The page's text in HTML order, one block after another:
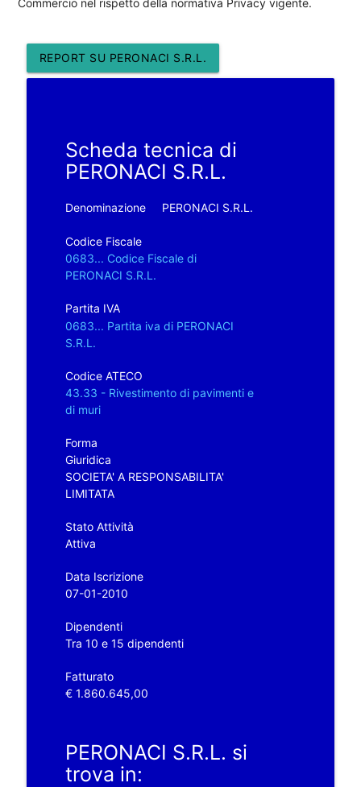
REPORT SU PERONACI S.R.L.
Scheda tecnica di
PERONACI S.R.L.
Denominazione PERONACI S.R.L.
Codice Fiscale
0683... Codice Fiscale di
PERONACI S.R.L.
Partita IVA
0683... Partita iva di PERONACI
S.R.L.
Codice ATECO
43.33 - Rivestimento di pavimenti e
di muri
Forma
Giuridica
SOCIETA' A RESPONSABILITA'
LIMITATA
Stato Attività
Attiva
Data Iscrizione
07-01-2010
Dipendenti
Tra 10 e 15 dipendenti
Fatturato
€ 1.860.645,00
PERONACI S.R.L. si
trova in: